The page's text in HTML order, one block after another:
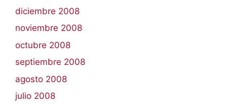
diciembre 2008
noviembre 2008
octubre 2008
septiembre 2008
agosto 2008
julio 2008